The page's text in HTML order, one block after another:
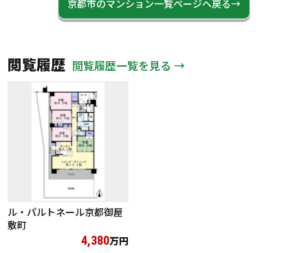
京都市のマンション一覧ページへ戻る→
閲覧履歴 閲覧履歴一覧を見る →
ル・パルトネール京都御屋
敷町
4,380万円